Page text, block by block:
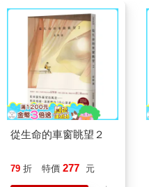
從生命的車窗眺望２
79 折 特價 277 元